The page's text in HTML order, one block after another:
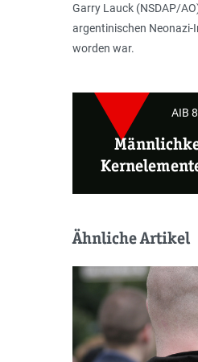
Garry Lauck (NSDAP/
argentinischen Neonazi-
worden war.
AIB
Ähnliche Artikel